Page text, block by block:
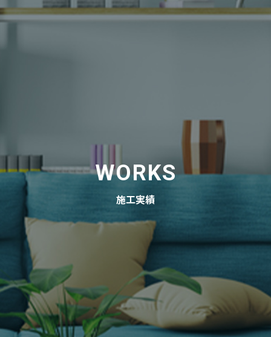
WORKS
施工実績